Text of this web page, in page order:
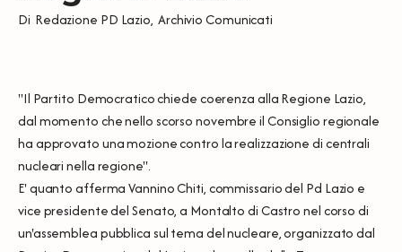
Di Redazione PD Lazio, Archivio Comunicati
''Il Partito Democratico chiede coerenza alla Regione Lazio,
dal momento che nello scorso novembre il Consiglio regionale
ha approvato una mozione contro la realizzazione di centrali
nucleari nella regione''.
E' quanto afferma Vannino Chiti, commissario del Pd Lazio e
vice presidente del Senato, a Montalto di Castro nel corso di
un'assemblea pubblica sul tema del nucleare, organizzato dal